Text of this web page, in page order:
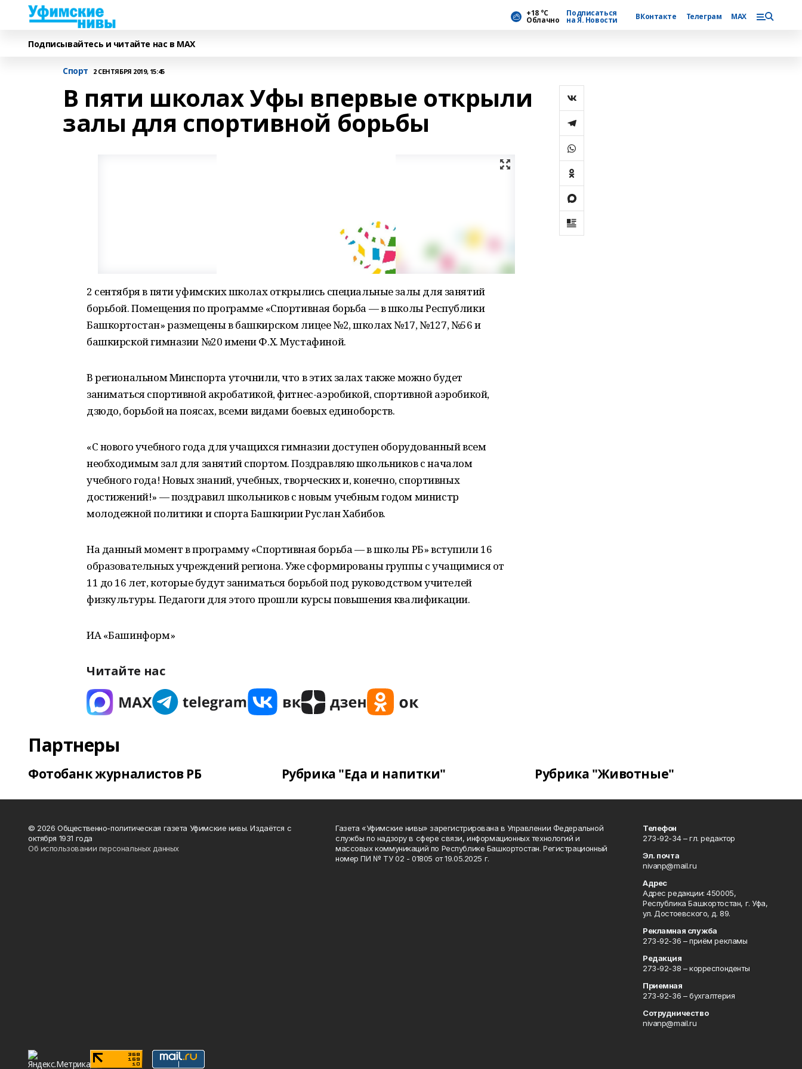
+18 °С
Облачно
Подписаться
на Я. Новости ВКонтакте Телеграм MAX
Подписывайтесь и читайте нас в MAX
Спорт 2 СЕНТЯБРЯ 2019, 15:45
В пяти школах Уфы впервые открыли
залы для спортивной борьбы
2 сентября в пяти уфимских школах открылись специальные залы для занятий
борьбой. Помещения по программе «Спортивная борьба — в школы Республики
Башкортостан» размещены в башкирском лицее №2, школах №17, №127, №56 и
башкирской гимназии №20 имени Ф.Х. Мустафиной.
В региональном Минспорта уточнили, что в этих залах также можно будет
заниматься спортивной акробатикой, фитнес-аэробикой, спортивной аэробикой,
дзюдо, борьбой на поясах, всеми видами боевых единоборств.
«С нового учебного года для учащихся гимназии доступен оборудованный всем
необходимым зал для занятий спортом. Поздравляю школьников с началом
учебного года! Новых знаний, учебных, творческих и, конечно, спортивных
достижений!» — поздравил школьников с новым учебным годом министр
молодежной политики и спорта Башкирии Руслан Хабибов.
На данный момент в программу «Спортивная борьба — в школы РБ» вступили 16
образовательных учреждений региона. Уже сформированы группы с учащимися от
11 до 16 лет, которые будут заниматься борьбой под руководством учителей
физкультуры. Педагоги для этого прошли курсы повышения квалификации.
ИА «Башинформ»
Читайте нас
Партнеры
Фотобанк журналистов РБ Рубрика "Еда и напитки" Рубрика "Животные"
© 2026 Общественно-политическая газета Уфимские нивы. Издаётся с
октября 1931 года
Об использовании персональных данных
Газета «Уфимские нивы» зарегистрирована в Управлении Федеральной
службы по надзору в сфере связи, информационных технологий и
массовых коммуникаций по Республике Башкортостан. Регистрационный
номер ПИ № ТУ 02 - 01805 от 19.05.2025 г.
Телефон
273-92-34 – гл. редактор
Эл. почта
nivanp@mail.ru
Адрес
Адрес редакции: 450005,
Республика Башкортостан, г. Уфа,
ул. Достоевского, д. 89.
Рекламная служба
273-92-36 – приём рекламы
Редакция
273-92-38 – корреспонденты
Приемная
273-92-36 – бухгалтерия
Сотрудничество
nivanp@mail.ru